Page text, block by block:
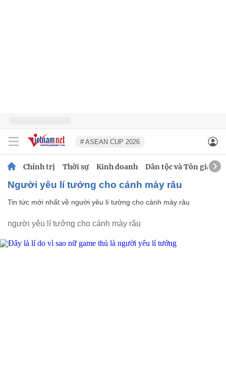
# ASEAN CUP 2026
Chính trị Thời sự Kinh doanh Dân tộc và Tôn giáo
người yêu lí tưởng cho cánh mày râu
Tin tức mới nhất về người yêu lí tưởng cho cánh mày râu
người yêu lí tưởng cho cánh mày râu